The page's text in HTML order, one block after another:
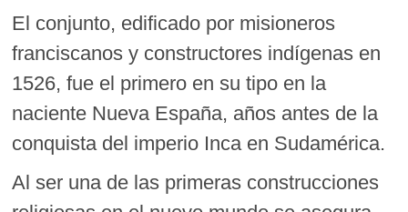
El conjunto, edificado por misioneros
franciscanos y constructores indígenas en
1526, fue el primero en su tipo en la
naciente Nueva España, años antes de la
conquista del imperio Inca en Sudamérica.
Al ser una de las primeras construcciones